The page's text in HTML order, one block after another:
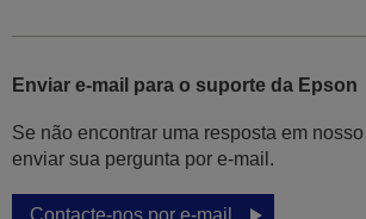
Enviar e-mail para o suporte da Epson
Se não encontrar uma resposta em
enviar sua pergunta por e-mail.